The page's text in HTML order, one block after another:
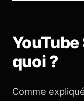
YouTube
quoi ?
Comme